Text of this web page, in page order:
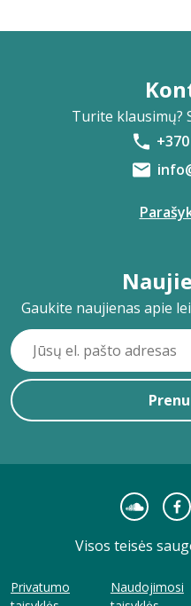
Turite klausimų?
Gaukite naujienas apie
Visos teisės
Privatumo
Naudojimosi